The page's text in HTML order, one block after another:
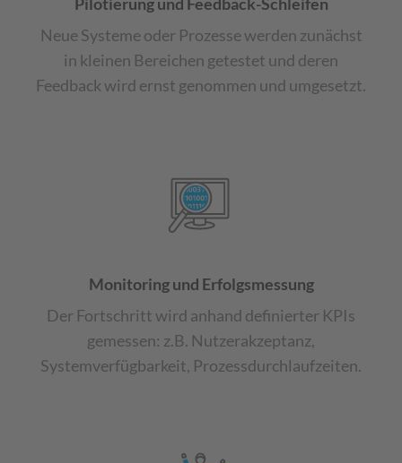
Neue Systeme oder Prozesse werden zunächst
in kleinen Bereichen getestet und deren
Feedback wird ernst genommen und umgesetzt.
Monitoring und Erfolgsmessung
Der Fortschritt wird anhand definierter KPIs
gemessen: z.B. Nutzerakzeptanz,
Systemverfügbarkeit, Prozessdurchlaufzeiten.